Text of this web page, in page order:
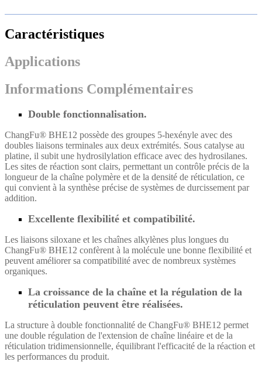
Caractéristiques
Applications
Informations Complémentaires
Double fonctionnalisation.
ChangFu® BHE12 possède des groupes 5-hexényle avec des
doubles liaisons terminales aux deux extrémités. Sous catalyse au
platine, il subit une hydrosilylation efficace avec des hydrosilanes.
Les sites de réaction sont clairs, permettant un contrôle précis de la
longueur de la chaîne polymère et de la densité de réticulation, ce
qui convient à la synthèse précise de systèmes de durcissement par
addition.
Excellente flexibilité et compatibilité.
Les liaisons siloxane et les chaînes alkylènes plus longues du
ChangFu® BHE12 confèrent à la molécule une bonne flexibilité et
peuvent améliorer sa compatibilité avec de nombreux systèmes
organiques.
La croissance de la chaîne et la régulation de la
réticulation peuvent être réalisées.
La structure à double fonctionnalité de ChangFu® BHE12 permet
une double régulation de l'extension de chaîne linéaire et de la
réticulation tridimensionnelle, équilibrant l'efficacité de la réaction et
les performances du produit.